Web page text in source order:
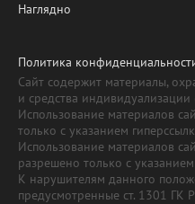
Наглядно
Политика
Сайт содержит материалы,
и средства
Использование материалов
только с указанием
Использование материалов
разрешено только с
К нарушителям данного
предусмотренные ст. 1301 ГК